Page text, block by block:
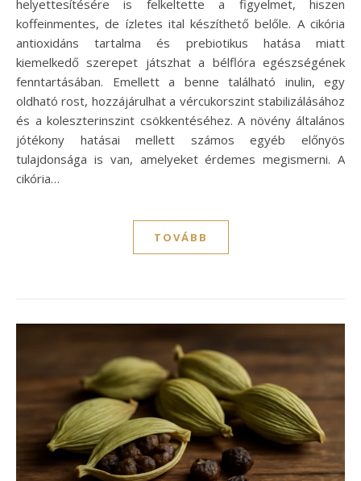
helyettesítésére is felkeltette a figyelmet, hiszen
koffeinmentes, de ízletes ital készíthető belőle. A cikória
antioxidáns tartalma és prebiotikus hatása miatt
kiemelkedő szerepet játszhat a bélflóra egészségének
fenntartásában. Emellett a benne található inulin, egy
oldható rost, hozzájárulhat a vércukorszint stabilizálásához
és a koleszterinszint csökkentéséhez. A növény általános
jótékony hatásai mellett számos egyéb előnyös
tulajdonsága is van, amelyeket érdemes megismerni. A
cikória…
TOVÁBB